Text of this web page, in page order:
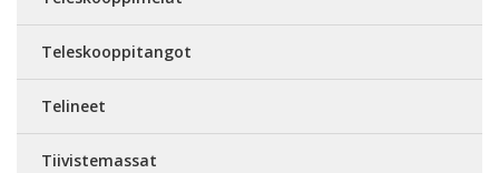
Teleskooppitangot
Telineet
Tiivistemassat